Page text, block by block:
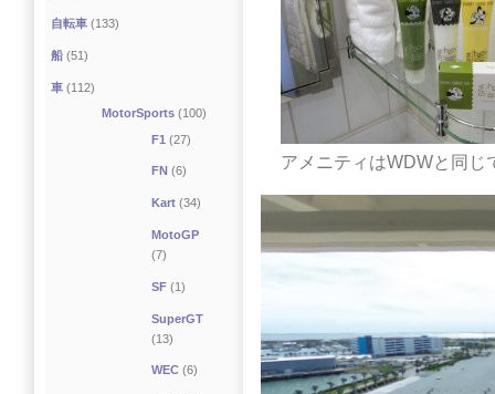
アメニティはWDWと同じ
自転車 (133)
船 (51)
車 (112)
MotorSports(100)
F1 (27)
FN (6)
Kart (34)
MotoGP
(7)
SF (1)
SuperGT
(13)
WEC (6)